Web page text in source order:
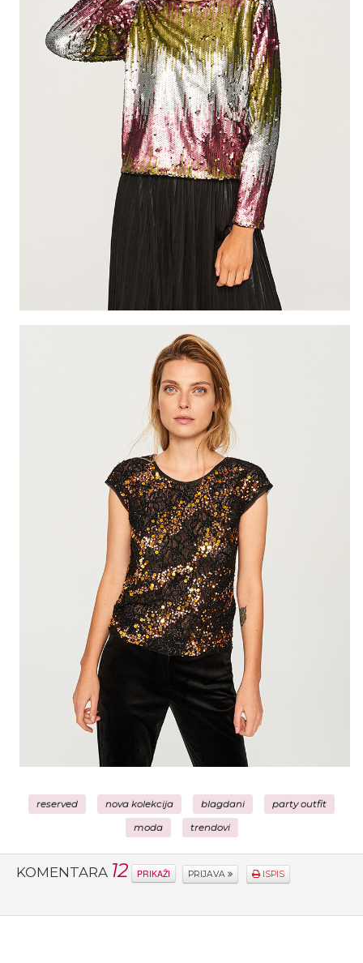
reserved nova kolekcija blagdani party outfit
moda trendovi
KOMENTARA 12 PRIKAŽI PRIJAVA ISPIS